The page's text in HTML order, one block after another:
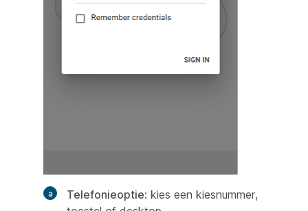
Telefonieoptie: kies een kiesnummer,